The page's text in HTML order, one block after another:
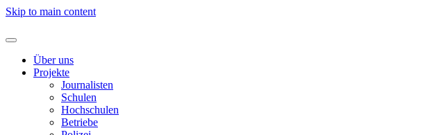
Skip to main content
Über uns
Projekte
Journalisten
Schulen
Hochschulen
Betriebe